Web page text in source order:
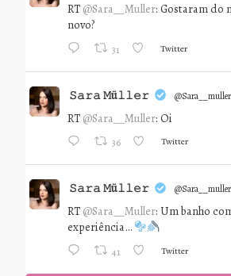
RT @Sara__Muller: Gostaram do
novo?
31 Twitter
𝚂𝚊𝚛𝚊 𝙼ü𝚕𝚕𝚎𝚛 @sara__muller
RT @Sara__Muller: Oi
36 Twitter
𝚂𝚊𝚛𝚊 𝙼ü𝚕𝚕𝚎𝚛 @sara__muller
RT @Sara__Muller: Um banho
experiência…
41 Twitter